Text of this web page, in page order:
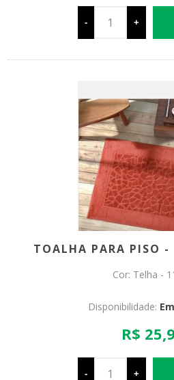
- +
TOALHA PARA PISO -
Cor: Telha -
Disponibilidade:
R$
- +